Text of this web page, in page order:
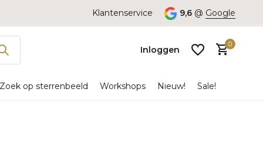
Klantenservice 9,6 @ Google
Inloggen
0
Zoek op sterrenbeeld Workshops Nieuw! Sale!